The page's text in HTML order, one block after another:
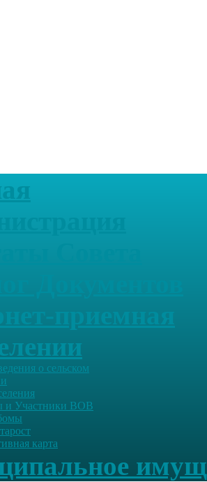
о сельском
и Участники ВОВ
карта